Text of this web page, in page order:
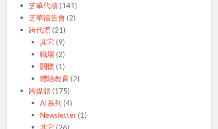
芝華代禱 (141)
芝華禱告會 (2)
跨代際 (21)
其它 (9)
職場(2)
關懷 (1)
體驗教育(2)
跨媒體 (175)
AI系列 (4)
Newsletter(1)
其它 (26)